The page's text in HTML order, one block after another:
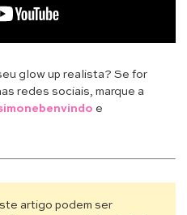
glow up realista? Se for
redes sociais, marque a
e
artigo podem ser